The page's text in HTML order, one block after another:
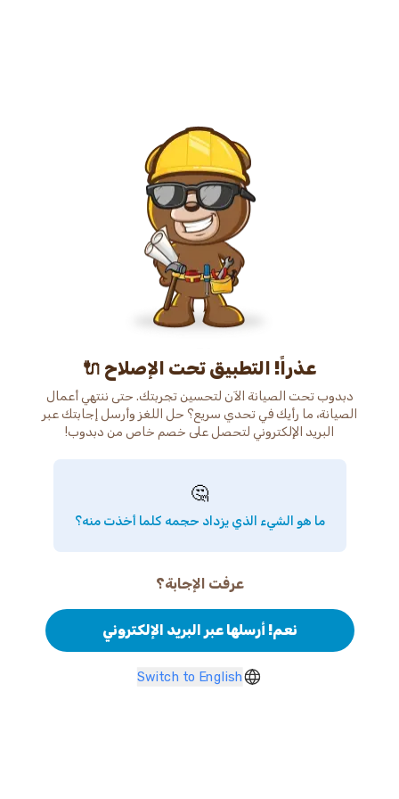
عذراً! التطبيق تحت الإصلاح 🔌
دبدوب تحت الصيانة الآن لتحسين تجربتك. حتى ننتهي أعمال
الصيانة، ما رأيك في تحدي سريع؟ حل اللغز وأرسل إجابتك عبر
البريد الإلكتروني لتحصل على خصم خاص من دبدوب!
🤔
ما هو الشيء الذي يزداد حجمه كلما أخذت منه؟
عرفت الإجابة؟
نعم! أرسلها عبر البريد الإلكتروني
Switch to English